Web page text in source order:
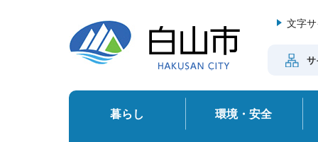
文字
サ
暮らし 環境・安全